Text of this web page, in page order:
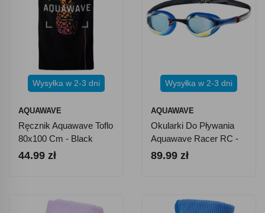
Wysyłka w 2-3 dni
AQUAWAVE
Ręcznik Aquawave Toflo
80x100 Cm - Black
Pinapple Print
44.99 zł
Wysyłka w 2-3 dni
AQUAWAVE
Okularki Do Pływania
Aquawave Racer RC -
Niebieskie
89.99 zł